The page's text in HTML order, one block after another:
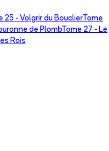
25 - Volgrir du BouclierTome
de PlombTome 27 - Le
Rois